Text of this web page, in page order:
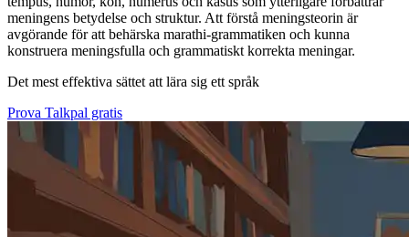
meningens betydelse och struktur. Att förstå meningsteorin är
avgörande för att behärska marathi-grammatiken och kunna
konstruera meningsfulla och grammatiskt korrekta meningar.
Det mest effektiva sättet att lära sig ett språk
Prova Talkpal gratis